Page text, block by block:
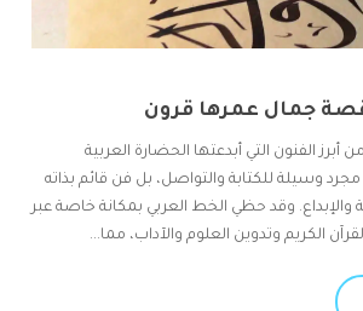
جمال عمرها قرون
أبرز الفنون التي أبدعتها الحضارة العربية
وسيلة للكتابة والتواصل، بل فن قائم بذاته
والإبداع. وقد حظي الخط العربي بمكانة خاصة عبر
الكريم وتدوين العلوم والآداب، مما...